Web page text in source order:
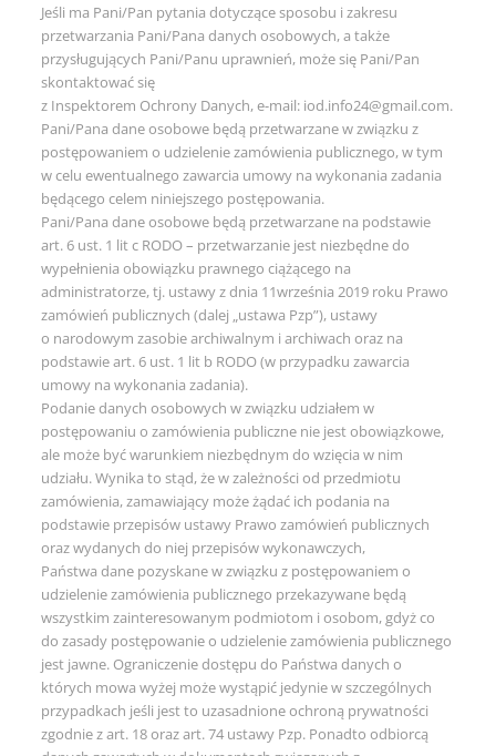
Jeśli ma Pani/Pan pytania dotyczące sposobu i zakresu
przetwarzania Pani/Pana danych osobowych, a także
przysługujących Pani/Panu uprawnień, może się Pani/Pan
skontaktować się
z Inspektorem Ochrony Danych, e-mail: iod.info24@gmail.com.
Pani/Pana dane osobowe będą przetwarzane w związku z
postępowaniem o udzielenie zamówienia publicznego, w tym
w celu ewentualnego zawarcia umowy na wykonania zadania
będącego celem niniejszego postępowania.
Pani/Pana dane osobowe będą przetwarzane na podstawie
art. 6 ust. 1 lit c RODO – przetwarzanie jest niezbędne do
wypełnienia obowiązku prawnego ciążącego na
administratorze, tj. ustawy z dnia 11września 2019 roku Prawo
zamówień publicznych (dalej „ustawa Pzp”), ustawy
o narodowym zasobie archiwalnym i archiwach oraz na
podstawie art. 6 ust. 1 lit b RODO (w przypadku zawarcia
umowy na wykonania zadania).
Podanie danych osobowych w związku udziałem w
postępowaniu o zamówienia publiczne nie jest obowiązkowe,
ale może być warunkiem niezbędnym do wzięcia w nim
udziału. Wynika to stąd, że w zależności od przedmiotu
zamówienia, zamawiający może żądać ich podania na
podstawie przepisów ustawy Prawo zamówień publicznych
oraz wydanych do niej przepisów wykonawczych,
Państwa dane pozyskane w związku z postępowaniem o
udzielenie zamówienia publicznego przekazywane będą
wszystkim zainteresowanym podmiotom i osobom, gdyż co
do zasady postępowanie o udzielenie zamówienia publicznego
jest jawne. Ograniczenie dostępu do Państwa danych o
których mowa wyżej może wystąpić jedynie w szczególnych
przypadkach jeśli jest to uzasadnione ochroną prywatności
zgodnie z art. 18 oraz art. 74 ustawy Pzp. Ponadto odbiorcą